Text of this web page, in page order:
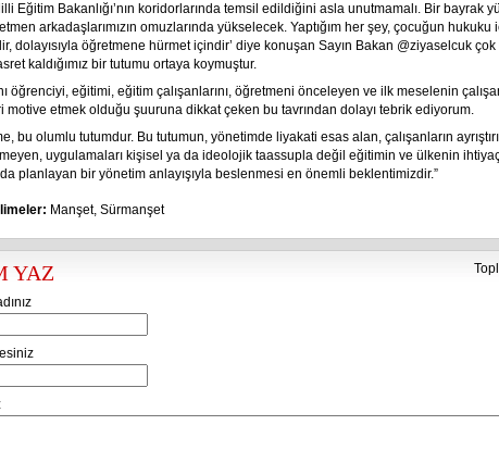
Eğitim Bakanlığı’nın koridorlarında temsil edildiğini asla unutmamalı. Bir bayrak
arkadaşlarımızın omuzlarında yükselecek. Yaptığım her şey, çocuğun hukuku
dolayısıyla öğretmene hürmet içindir’ diye konuşan Sayın Bakan @ziyaselcuk çok
kaldığımız bir tutumu ortaya koymuştur.
öğrenciyi, eğitimi, eğitim çalışanlarını, öğretmeni önceleyen ve ilk meselenin
motive etmek olduğu şuuruna dikkat çeken bu tavrından dolayı tebrik ediyorum.
bu olumlu tutumdur. Bu tutumun, yönetimde liyakati esas alan, çalışanların
uygulamaları kişisel ya da ideolojik taassupla değil eğitimin ve ülkenin
planlayan bir yönetim anlayışıyla beslenmesi en önemli beklentimizdir.”
Manşet, Sürmanşet
YAZ